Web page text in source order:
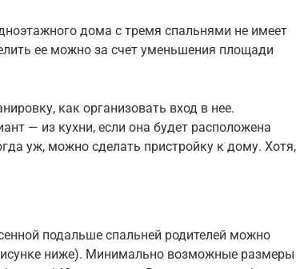
дома с тремя спальнями не имеет
ее можно за счет уменьшения площади
как организовать вход в нее.
— из кухни, если она будет расположена
уж, можно сделать пристройку к дому. Хотя,
подальше спальней родителей можно
ниже). Минимально возможные размеры